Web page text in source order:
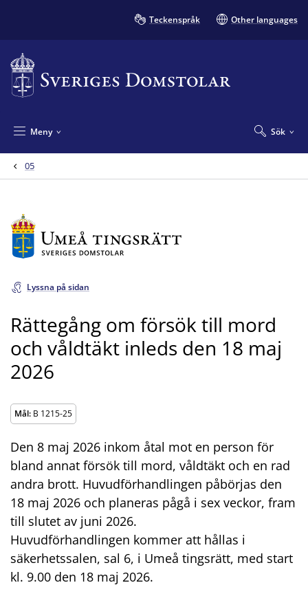
Teckenspråk Other languages
Sök
Meny
05
Lyssna på sidan
Rättegång om försök till mord
och våldtäkt inleds den 18 maj
2026
Mål: B 1215-25
Den 8 maj 2026 inkom åtal mot en person för
bland annat försök till mord, våldtäkt och en rad
andra brott. Huvudförhandlingen påbörjas den
18 maj 2026 och planeras pågå i sex veckor, fram
till slutet av juni 2026.
Huvudförhandlingen kommer att hållas i
säkerhetssalen, sal 6, i Umeå tingsrätt, med start
kl. 9.00 den 18 maj 2026.